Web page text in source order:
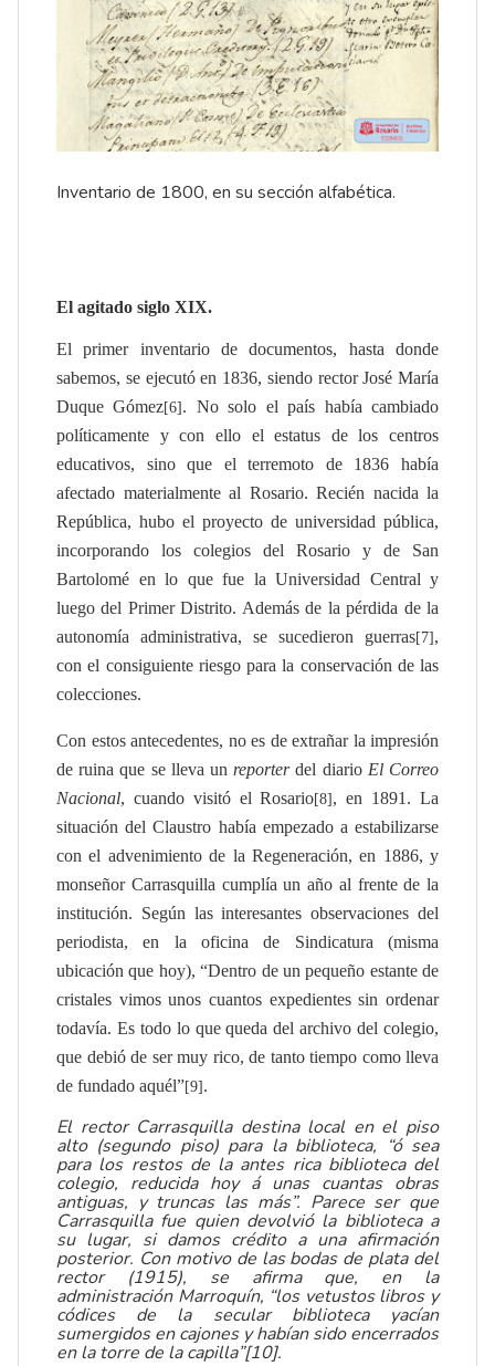
Inventario de 1800, en su sección alfabética.
El agitado siglo XIX.
El primer inventario de documentos, hasta donde
sabemos, se ejecutó en 1836, siendo rector José María
Duque Gómez[6]. No solo el país había cambiado
políticamente y con ello el estatus de los centros
educativos, sino que el terremoto de 1836 había
afectado materialmente al Rosario. Recién nacida la
República, hubo el proyecto de universidad pública,
incorporando los colegios del Rosario y de San
Bartolomé en lo que fue la Universidad Central y
luego del Primer Distrito. Además de la pérdida de la
autonomía administrativa, se sucedieron guerras[7],
con el consiguiente riesgo para la conservación de las
colecciones.
Con estos antecedentes, no es de extrañar la impresión
de ruina que se lleva un reporterdel diario El Correo
Nacional, cuando visitó el Rosario[8], en 1891. La
situación del Claustro había empezado a estabilizarse
con el advenimiento de la Regeneración, en 1886, y
monseñor Carrasquilla cumplía un año al frente de la
institución. Según las interesantes observaciones del
periodista, en la oficina de Sindicatura (misma
ubicación que hoy), “Dentro de un pequeño estante de
cristales vimos unos cuantos expedientes sin ordenar
todavía. Es todo lo que queda del archivo del colegio,
que debió de ser muy rico, de tanto tiempo como lleva
de fundado aquél”[9].
El rector Carrasquilla destina local en el piso
alto (segundo piso) para la biblioteca, “ó sea
para los restos de la antes rica biblioteca del
colegio, reducida hoy á unas cuantas obras
antiguas, y truncas las más”. Parece ser que
Carrasquilla fue quien devolvió la biblioteca a
su lugar, si damos crédito a una afirmación
posterior. Con motivo de las bodas de plata del
rector (1915), se afirma que, en la
administración Marroquín, “los vetustos libros y
códices de la secular biblioteca yacían
sumergidos en cajones y habían sido encerrados
en la torre de la capilla”[10].